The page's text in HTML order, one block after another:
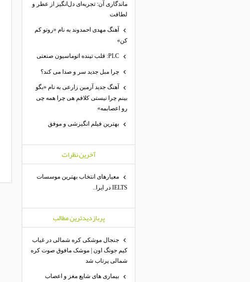
ماندگاری آن: تجربه‌ای دل‌انگیز از عطر و
لطافت
آهنگ مهدی احمدوند به نام «روتو کم
کن»
PLC: قلب تپنده اتوماسیون صنعتی
چرا مبل جدید سر و صدا می کند؟
آهنگ جدید آرمین زارعی به نام «بگو
بینم چرا نیستی کلافم هی چرا همه چی
رو اعصابمه»
بهترین فیلم انگیزشی و موفق
آخرين نظرات
معیارهای انتخاب بهترین موسسات
IELTS در ایرا..
پربازديدترين مطالب
جنجال موشکی کره شمالی در غیاب
کیم جونگ اون | موشک مافوق صوت کره
شمالی پرتاب شد
بیماری های شایع مغز و اعصاب